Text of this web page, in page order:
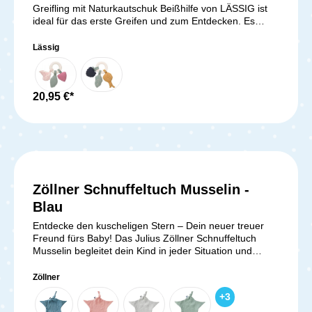
Greifling mit Naturkautschuk Beißhilfe von LÄSSIG ist
ideal für das erste Greifen und zum Entdecken. Es
deines Babys ab dem 4. Monat. Zugleich unterstützt
der Beißring aus Naturkautschuk dein Baby beim
Zahnen und den ersten Zähnchen. Mit dem Greifling
kann dein Baby durch Fühlen, Nuckeln und Greifen
seine Feinmotorik schulen. Er hat die richtige Größe für
mit Naturkautschuk Beißhilfe
Lässig
20,95 €*
Zöllner Schnuffeltuch Musselin -
Blau
Entdecke den kuscheligen Stern – Dein neuer treuer
Freund fürs Baby! Das Julius Zöllner Schnuffeltuch
Musselin begleitet dein Kind in jeder Situation und
Baumwoll-Musselin leicht greifen, halten und daran
nuckeln, was besonders in stressigen Momenten
beruhigt. Die niedliche Sternform mit Knoten und der
Zöllner
+3